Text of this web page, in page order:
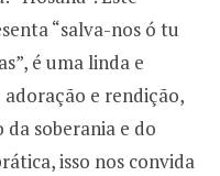
“salva-nos ó tu
é uma linda e
e rendição,
soberania e do
isso nos convida